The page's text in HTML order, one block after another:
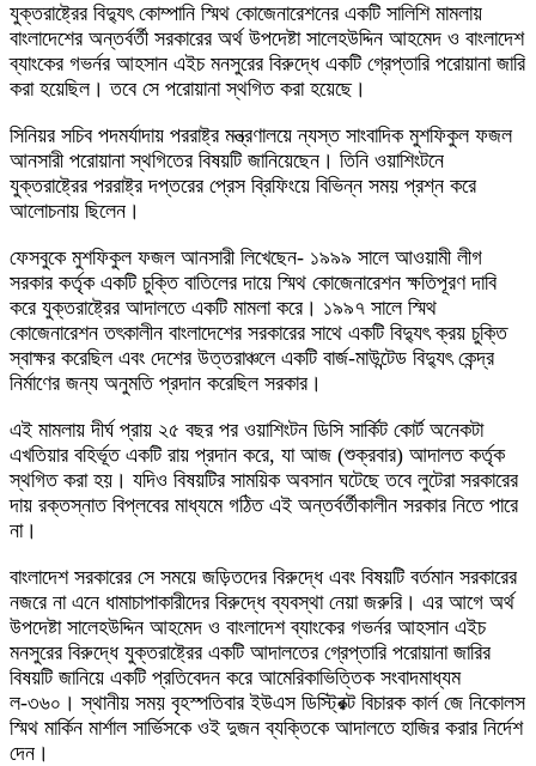
যুক্তরাষ্ট্রের বিদ্যুৎ কোম্পানি স্মিথ কোজেনারেশনের একটি সালিশি মামলায়
বাংলাদেশের অন্তর্বর্তী সরকারের অর্থ উপদেষ্টা সালেহউদ্দিন আহমেদ ও বাংলাদেশ
ব্যাংকের গভর্নর আহসান এইচ মনসুরের বিরুদ্ধে একটি গ্রেপ্তারি পরোয়ানা জারি
করা হয়েছিল। তবে সে পরোয়ানা স্থগিত করা হয়েছে।
সিনিয়র সচিব পদমর্যাদায় পররাষ্ট্র মন্ত্রণালয়ে ন্যস্ত সাংবাদিক মুশফিকুল ফজল
আনসারী পরোয়ানা স্থগিতের বিষয়টি জানিয়েছেন। তিনি ওয়াশিংটনে
যুক্তরাষ্ট্রের পররাষ্ট্র দপ্তরের প্রেস ব্রিফিংয়ে বিভিন্ন সময় প্রশ্ন করে
আলোচনায় ছিলেন।
ফেসবুকে মুশফিকুল ফজল আনসারী লিখেছেন- ১৯৯৯ সালে আওয়ামী লীগ
সরকার কর্তৃক একটি চুক্তি বাতিলের দায়ে স্মিথ কোজেনারেশন ক্ষতিপূরণ দাবি
করে যুক্তরাষ্ট্রের আদালতে একটি মামলা করে। ১৯৯৭ সালে স্মিথ
কোজেনারেশন তৎকালীন বাংলাদেশের সরকারের সাথে একটি বিদ্যুৎ ক্রয় চুক্তি
স্বাক্ষর করেছিল এবং দেশের উত্তরাঞ্চলে একটি বার্জ-মাউন্টেড বিদ্যুৎ কেন্দ্র
নির্মাণের জন্য অনুমতি প্রদান করেছিল সরকার।
এই মামলায় দীর্ঘ প্রায় ২৫ বছর পর ওয়াশিংটন ডিসি সার্কিট কোর্ট অনেকটা
এখতিয়ার বহির্ভূত একটি রায় প্রদান করে, যা আজ (শুক্রবার) আদালত কর্তৃক
স্থগিত করা হয়। যদিও বিষয়টির সাময়িক অবসান ঘটেছে তবে লুটেরা সরকারের
দায় রক্তস্নাত বিপ্লবের মাধ্যমে গঠিত এই অন্তর্বর্তীকালীন সরকার নিতে পারে
না।
বাংলাদেশ সরকারের সে সময়ে জড়িতদের বিরুদ্ধে এবং বিষয়টি বর্তমান সরকারের
নজরে না এনে ধামাচাপাকারীদের বিরুদ্ধে ব্যবস্থা নেয়া জরুরি। এর আগে অর্থ
উপদেষ্টা সালেহউদ্দিন আহমেদ ও বাংলাদেশ ব্যাংকের গভর্নর আহসান এইচ
মনসুরের বিরুদ্ধে যুক্তরাষ্ট্রের একটি আদালতের গ্রেপ্তারি পরোয়ানা জারির
বিষয়টি জানিয়ে একটি প্রতিবেদন করে আমেরিকাভিত্তিক সংবাদমাধ্যম
ল-৩৬০। স্থানীয় সময় বৃহস্পতিবার ইউএস ডিস্ট্রিক্ট বিচারক কার্ল জে নিকোলস
স্মিথ মার্কিন মার্শাল সার্ভিসকে ওই দুজন ব্যক্তিকে আদালতে হাজির করার নির্দেশ
দেন।